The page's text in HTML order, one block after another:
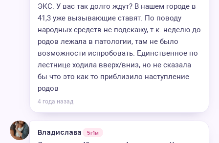
ЭКС. У вас так долго ждут? В нашем городе в
41,3 уже вызывающие ставят. По поводу
народных средств не подскажу, т.к. неделю до
родов лежала в патологии, там не было
возможности испробовать. Единственное по
лестнице ходила вверх/вниз, но не сказала
бы что это как то приблизило наступление
родов
4 года назад
Владислава 5г1м